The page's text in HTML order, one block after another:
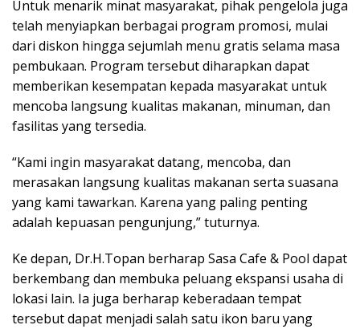
Untuk menarik minat masyarakat, pihak pengelola juga
telah menyiapkan berbagai program promosi, mulai
dari diskon hingga sejumlah menu gratis selama masa
pembukaan. Program tersebut diharapkan dapat
memberikan kesempatan kepada masyarakat untuk
mencoba langsung kualitas makanan, minuman, dan
fasilitas yang tersedia.
“Kami ingin masyarakat datang, mencoba, dan
merasakan langsung kualitas makanan serta suasana
yang kami tawarkan. Karena yang paling penting
adalah kepuasan pengunjung,” tuturnya.
Ke depan, Dr.H.Topan berharap Sasa Cafe & Pool dapat
berkembang dan membuka peluang ekspansi usaha di
lokasi lain. Ia juga berharap keberadaan tempat
tersebut dapat menjadi salah satu ikon baru yang